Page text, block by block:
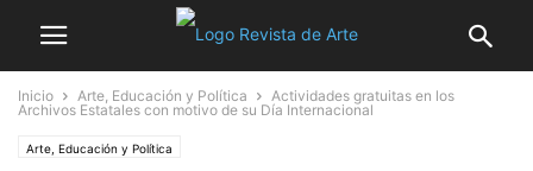
Inicio Arte, Educación y Política
Actividades gratuitas en los
Archivos Estatales con motivo de su Día Internacional
Arte, Educación y Política